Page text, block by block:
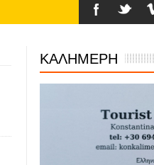
ΚΑΛΗΜΕΡΗ